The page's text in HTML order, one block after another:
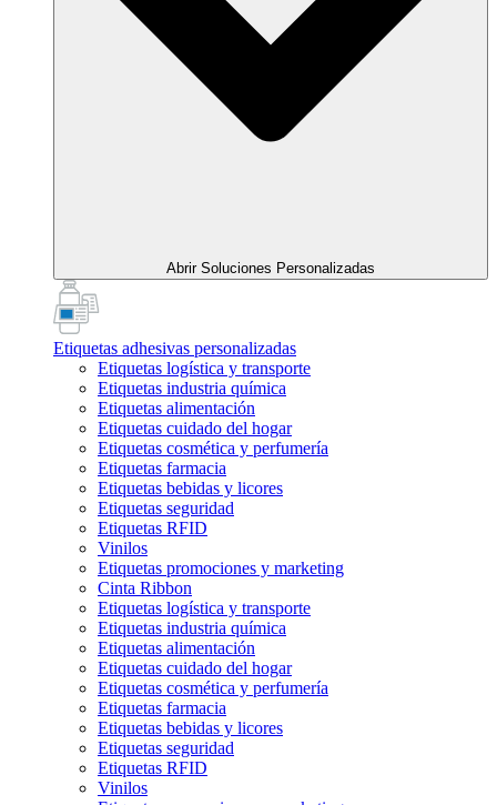
Abrir Soluciones Personalizadas
Etiquetas adhesivas personalizadas
Etiquetas logística y transporte
Etiquetas industria química
Etiquetas alimentación
Etiquetas cuidado del hogar
Etiquetas cosmética y perfumería
Etiquetas farmacia
Etiquetas bebidas y licores
Etiquetas seguridad
Etiquetas RFID
Vinilos
Etiquetas promociones y marketing
Cinta Ribbon
Etiquetas logística y transporte
Etiquetas industria química
Etiquetas alimentación
Etiquetas cuidado del hogar
Etiquetas cosmética y perfumería
Etiquetas farmacia
Etiquetas bebidas y licores
Etiquetas seguridad
Etiquetas RFID
Vinilos